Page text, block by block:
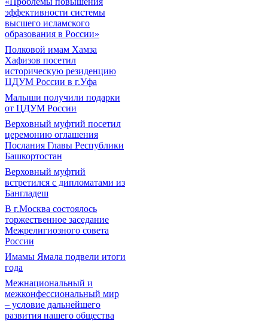
эффективности системы
высшего исламского
образования в России»
Полковой имам Хамза
Хафизов посетил
историческую резиденцию
ЦДУМ России в г.Уфа
Малыши получили подарки
от ЦДУМ России
Верховный муфтий посетил
церемонию оглашения
Послания Главы Республики
Башкортостан
Верховный муфтий
встретился с дипломатами из
Бангладеш
В г.Москва состоялось
торжественное заседание
Межрелигиозного совета
России
Имамы Ямала подвели итоги
года
Межнациональный и
межконфессиональный мир
– условие дальнейшего
развития нашего общества